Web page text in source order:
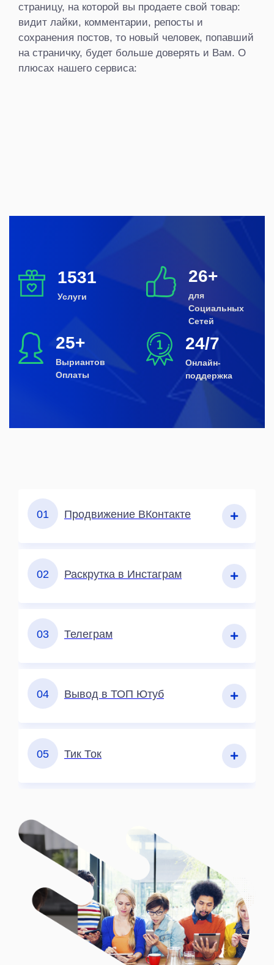
страницу, на которой вы продаете свой товар:
видит лайки, комментарии, репосты и
сохранения постов, то новый человек, попавший
на страничку, будет больше доверять и Вам. О
плюсах нашего сервиса:
1531
Услуги
26+
для
Социальных
Сетей
25+
Выриантов
Оплаты
24/7
Онлайн-
поддержка
01 Продвижение ВКонтакте
02 Раскрутка в Инстаграм
03 Телеграм
04 Вывод в ТОП Ютуб
05 Тик Ток